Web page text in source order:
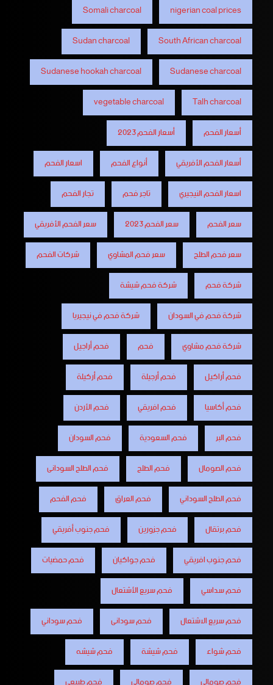
nigerian coal prices
Somali charcoal
South African charcoal
Sudan charcoal
Sudanese charcoal
Sudanese hookah charcoal
Talh charcoal
vegetable charcoal
أسعار الفحم
أسعار الفحم 2023
أسعار الفحم الأفريقي
أنواع الفحم
اسعار الفحم
اسعار الفحم النيجيري
تاجر فحم
تجار الفحم
سعر الفحم
سعر الفحم 2023
سعر الفحم الأفريقي
سعر فحم الطلح
سعر فحم المشاوي
شركات الفحم
شركة فحم
شركة فحم شيشة
شركة فحم في السودان
شركة فحم في نيجيريا
شركة فحم مشاوي
فحم
فحم أراجيل
فحم أراكيل
فحم أرجيلة
فحم أركيلة
فحم أكاسيا
فحم افريقي
فحم الأردن
فحم البر
فحم السعودية
فحم السودان
فحم الصومال
فحم الطلح
فحم الطلح السودانى
فحم الطلح السوداني
فحم العراق
فحم الفحم
فحم برتقال
فحم جزورين
فحم جنوب أفريقي
فحم جنوب افريقي
فحم جواكيان
فحم حمضيات
فحم سداسي
فحم سريع الأشتعال
فحم سريع الاشتعال
فحم سودانى
فحم سوداني
فحم شواء
فحم شيشة
فحم شيشه